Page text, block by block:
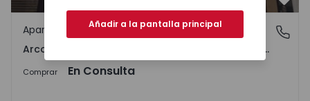
Arcos de Valdevez (Salvador), Vila Fonche e Parada,
Apartamento
Arcos de Valdevez (Salvador), Vila Fonche e Parada, Viana do Castelo
Comprar En Consulta
Añadir a la pantalla principal